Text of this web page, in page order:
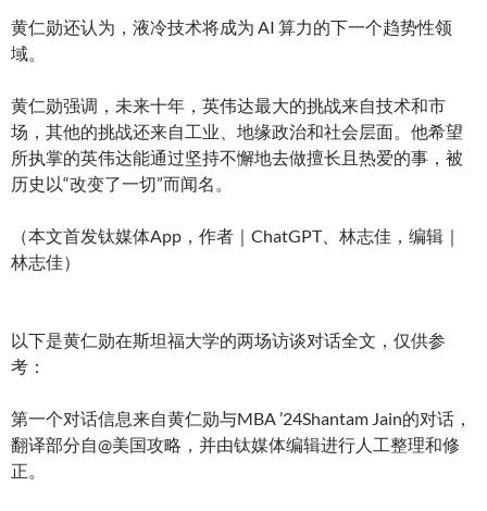
黄仁勋还认为，液冷技术将成为 AI 算力的下一个趋势性领
域。
黄仁勋强调，未来十年，英伟达最大的挑战来自技术和市
场，其他的挑战还来自工业、地缘政治和社会层面。他希望
所执掌的英伟达能通过坚持不懈地去做擅长且热爱的事，被
历史以“改变了一切”而闻名。
（本文首发钛媒体App，作者｜ChatGPT、林志佳，编辑｜
林志佳）
以下是黄仁勋在斯坦福大学的两场访谈对话全文，仅供参
考：
第一个对话信息来自黄仁勋与MBA ’24Shantam Jain的对话，
翻译部分自@美国攻略，并由钛媒体编辑进行人工整理和修
正。